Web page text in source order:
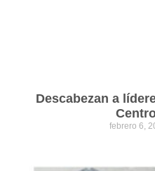
Descabezan a
febrero 6,